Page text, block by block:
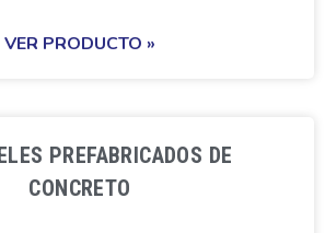
VER PRODUCTO »
PREFABRICADOS DE
CONCRETO